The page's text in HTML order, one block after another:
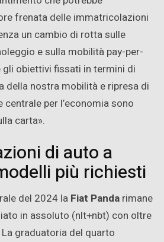
frenata delle immatricolazioni
un cambio di rotta sulle
e sulla mobilità pay-per-
gli obiettivi fissati in termini di
della nostra mobilità e ripresa di
per l’economia sono
carta».
di auto a
più richiesti
del 2024 la Fiat Panda rimane
in assoluto (nlt+nbt) con oltre
graduatoria del quarto